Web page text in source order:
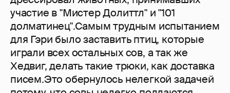
участие в "Мистер Долиттл" и "101
долматинец".Самым трудным испытанием
для Гэри было заставить птиц, которые
играли всех остальных сов, а так же
Хедвиг, делать такие трюки, как доставка
писем.Это обернулось нелегкой задачей